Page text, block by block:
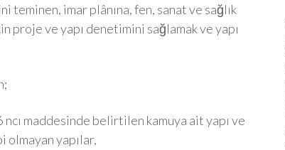
teminen, imar plânına, fen, sanat ve sağlık
proje ve yapı denetimini sağlamak ve yapı
maddesinde belirtilen kamuya ait yapı ve
yapılar,